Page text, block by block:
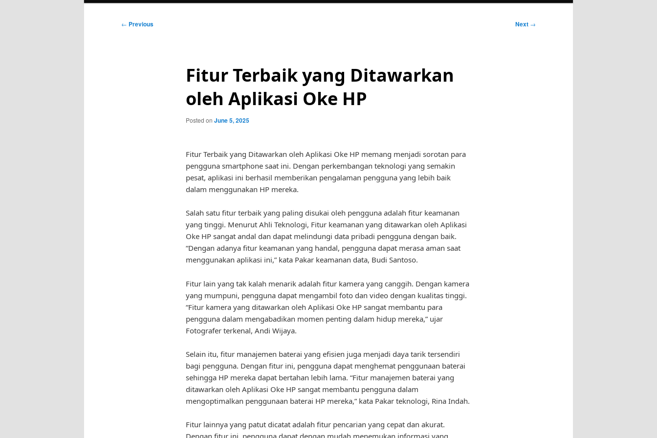
Post
← Previous Next →
Fitur Terbaik yang Ditawarkan
oleh Aplikasi Oke HP
Posted on June 5, 2025
Fitur Terbaik yang Ditawarkan oleh Aplikasi Oke HP memang menjadi sorotan para
pengguna smartphone saat ini. Dengan perkembangan teknologi yang semakin
pesat, aplikasi ini berhasil memberikan pengalaman pengguna yang lebih baik
dalam menggunakan HP mereka.
Salah satu fitur terbaik yang paling disukai oleh pengguna adalah fitur keamanan
yang tinggi. Menurut Ahli Teknologi, Fitur keamanan yang ditawarkan oleh Aplikasi
Oke HP sangat andal dan dapat melindungi data pribadi pengguna dengan baik.
“Dengan adanya fitur keamanan yang handal, pengguna dapat merasa aman saat
menggunakan aplikasi ini,” kata Pakar keamanan data, Budi Santoso.
Fitur lain yang tak kalah menarik adalah fitur kamera yang canggih. Dengan kamera
yang mumpuni, pengguna dapat mengambil foto dan video dengan kualitas tinggi.
“Fitur kamera yang ditawarkan oleh Aplikasi Oke HP sangat membantu para
pengguna dalam mengabadikan momen penting dalam hidup mereka,” ujar
Fotografer terkenal, Andi Wijaya.
Selain itu, fitur manajemen baterai yang efisien juga menjadi daya tarik tersendiri
bagi pengguna. Dengan fitur ini, pengguna dapat menghemat penggunaan baterai
sehingga HP mereka dapat bertahan lebih lama. “Fitur manajemen baterai yang
ditawarkan oleh Aplikasi Oke HP sangat membantu pengguna dalam
mengoptimalkan penggunaan baterai HP mereka,” kata Pakar teknologi, Rina Indah.
Fitur lainnya yang patut dicatat adalah fitur pencarian yang cepat dan akurat.